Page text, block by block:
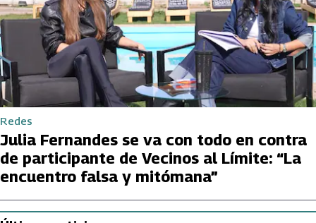
Redes
Julia Fernandes se va con todo en contra
de participante de Vecinos al Límite: “La
encuentro falsa y mitómana”